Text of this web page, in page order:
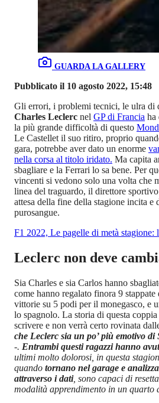
GUARDA LA GALLERY
Pubblicato il 10 agosto 2022, 15:48
Gli errori, i problemi tecnici, le ulra di
Charles Leclerc nel GP di Francia ha
la più grande difficoltà di questo
Le Castellet il suo ritiro, proprio
gara, potrebbe aver dato un enorme
nella corsa al titolo iridato. Ma capita
sbagliare e la Ferrari lo sa bene. Per
vincenti si vedono solo una volta che
linea del traguardo, il direttore sportivo
attesa della fine della stagione incita e
purosangue.
F1 2022, Le pagelle di metà stagione:
Leclerc non deve
Sia Charles e sia Carlos hanno
come hanno regalato finora 9
vittorie su 5 podi per il monegasco, e
lo spagnolo. La storia di questa
scrivere e non verrà certo rovinata
che Leclerc sia un po’ più emotivo di
-. Entrambi questi ragazzi hanno
ultimi molto dolorosi, in questa
quando tornano nel garage e
attraverso i dati, sono capaci di
modalità apprendimento in un quarto